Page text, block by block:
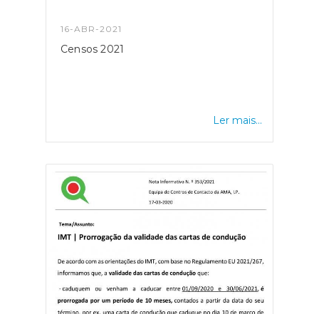
16-ABR-2021
Censos 2021
Ler mais...